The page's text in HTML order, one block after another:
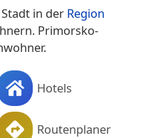
in der Region
Primorsko-
Hotels
Routenplaner